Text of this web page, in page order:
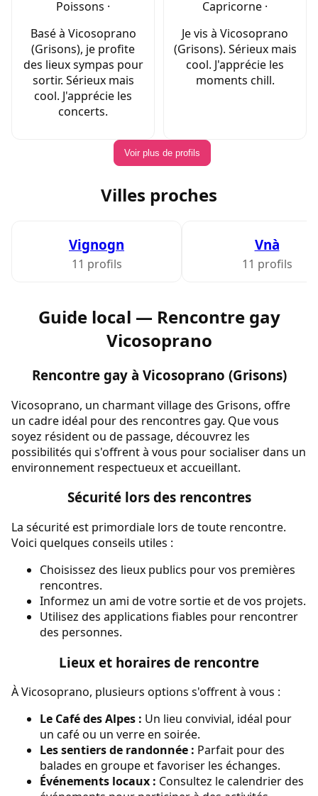
Poissons ·
Basé à Vicosoprano
(Grisons), je profite
des lieux sympas pour
sortir. Sérieux mais
cool. J'apprécie les
concerts.
Capricorne ·
Je vis à Vicosoprano
(Grisons). Sérieux mais
cool. J'apprécie les
moments chill.
Voir plus de profils
Villes proches
Vignogn
11 profils
Vnà
11 profils
Guide local — Rencontre gay
Vicosoprano
Rencontre gay à Vicosoprano (Grisons)
Vicosoprano, un charmant village des Grisons, offre
un cadre idéal pour des rencontres gay. Que vous
soyez résident ou de passage, découvrez les
possibilités qui s'offrent à vous pour socialiser dans un
environnement respectueux et accueillant.
Sécurité lors des rencontres
La sécurité est primordiale lors de toute rencontre.
Voici quelques conseils utiles :
Choisissez des lieux publics pour vos premières
rencontres.
Informez un ami de votre sortie et de vos projets.
Utilisez des applications fiables pour rencontrer
des personnes.
Lieux et horaires de rencontre
À Vicosoprano, plusieurs options s'offrent à vous :
Le Café des Alpes : Un lieu convivial, idéal pour
un café ou un verre en soirée.
Les sentiers de randonnée : Parfait pour des
balades en groupe et favoriser les échanges.
Événements locaux : Consultez le calendrier des